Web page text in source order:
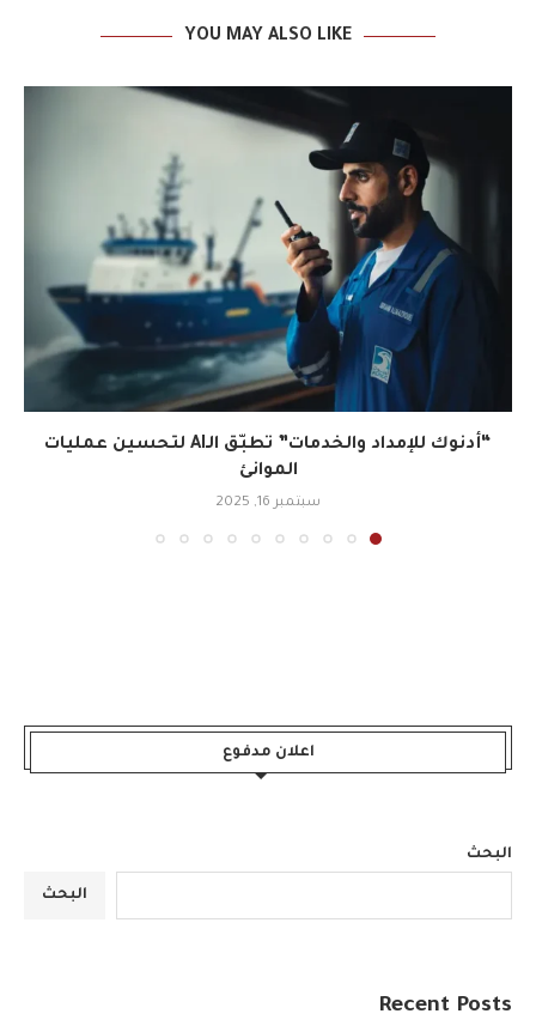
YOU MAY ALSO LIKE
“أدنوك للإمداد والخدمات” تطبّق الـAI لتحسين عمليات
الموانئ
سبتمبر 16, 2025
اعلان مدفوع
البحث
البحث
Recent Posts